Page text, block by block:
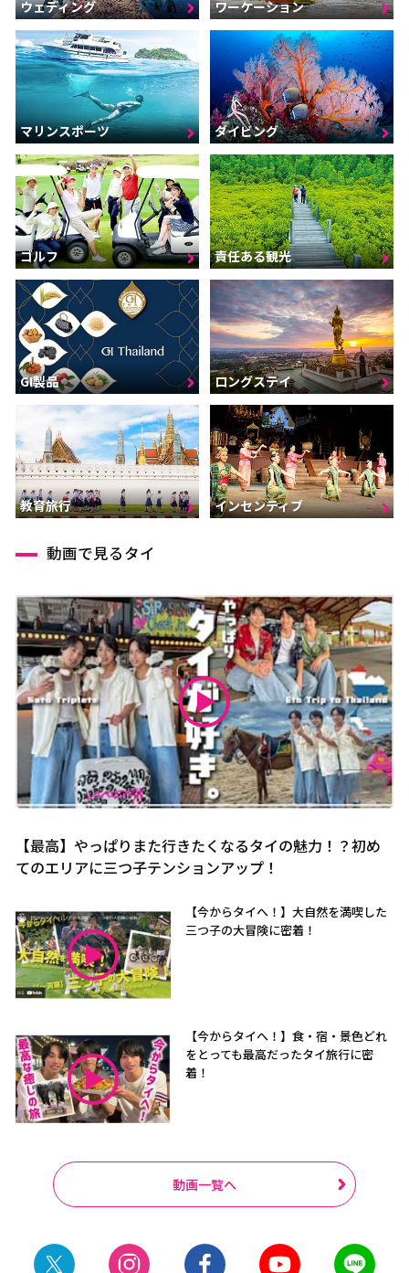
ウェディング ワーケーション
マリンスポーツ ダイビング
ゴルフ 責任ある観光
GI製品 ロングステイ
教育旅行 インセンティブ
動画で見るタイ
【最高】やっぱりまた行きたくなるタイの魅力！？初め
てのエリアに三つ子テンションアップ！
【今からタイへ！】大自然を満喫した
三つ子の大冒険に密着！
【今からタイへ！】食・宿・景色どれ
をとっても最高だったタイ旅行に密
着！
動画一覧へ